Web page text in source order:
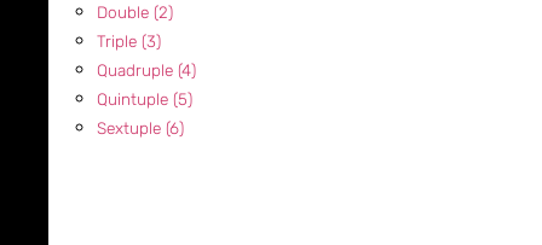
Double (2)
Triple (3)
Quadruple (4)
Quintuple (5)
Sextuple (6)